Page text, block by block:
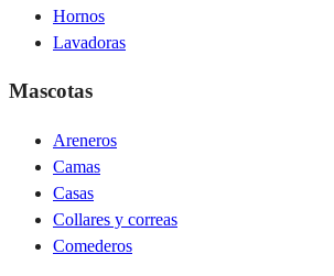
Hornos
Lavadoras
Mascotas
Areneros
Camas
Casas
Collares y correas
Comederos